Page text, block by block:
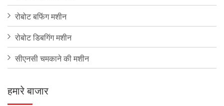
रोबोट बफिंग मशीन
रोबोट डिबगिंग मशीन
सीएनसी चमकाने की मशीन
हमारे बाजार